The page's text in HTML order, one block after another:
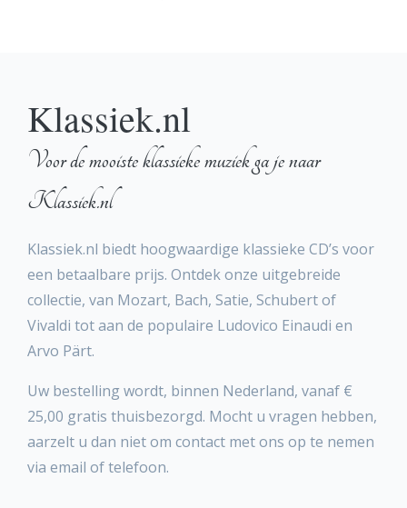
Klassiek.nl
Voor de mooiste klassieke muziek ga je naar
Klassiek.nl
Klassiek.nl biedt hoogwaardige klassieke CD’s voor
een betaalbare prijs. Ontdek onze uitgebreide
collectie, van Mozart, Bach, Satie, Schubert of
Vivaldi tot aan de populaire Ludovico Einaudi en
Arvo Pärt.
Uw bestelling wordt, binnen Nederland, vanaf €
25,00 gratis thuisbezorgd. Mocht u vragen hebben,
aarzelt u dan niet om contact met ons op te nemen
via email of telefoon.